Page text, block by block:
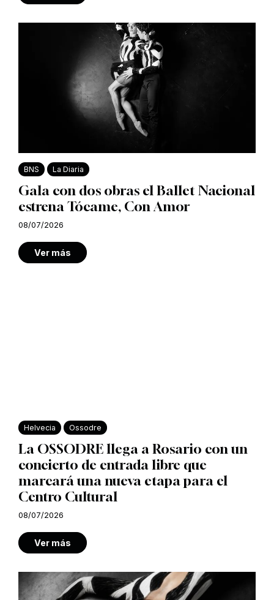
BNS La Diaria
Gala con dos obras el Ballet Nacional
estrena Tócame, Con Amor
08/07/2026
Ver más
Helvecia Ossodre
La OSSODRE llega a Rosario con un
concierto de entrada libre que
marcará una nueva etapa para el
Centro Cultural
08/07/2026
Ver más